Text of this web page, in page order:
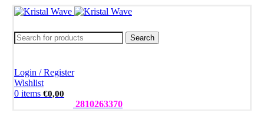
Search
Login / Register
Wishlist
0 items €0,00
2810263370